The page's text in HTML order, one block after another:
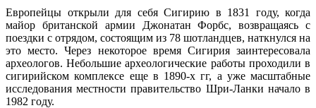
Европейцы открыли для себя Сигирию в 1831 году, когда
майор британской армии Джонатан Форбс, возвращаясь с
поездки с отрядом, состоящим из 78 шотландцев, наткнулся на
это место. Через некоторое время Сигирия заинтересовала
археологов. Небольшие археологические работы проходили в
сигирийском комплексе еще в 1890-х гг, а уже масштабные
исследования местности правительство Шри-Ланки начало в
1982 году.